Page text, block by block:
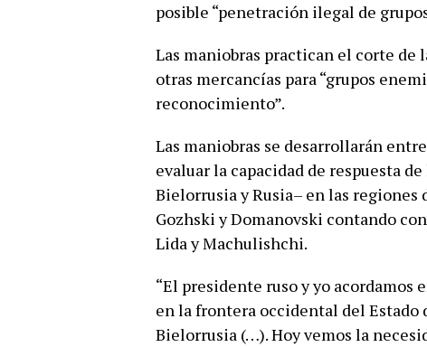
posible “penetración ilegal de
Las maniobras practican el corte de
otras mercancías para “grupos
reconocimiento”.
Las maniobras se desarrollarán
evaluar la capacidad de respuesta
Bielorrusia y Rusia– en las
Gozhski y Domanovski contando
Lida y Machulishchi.
“El presidente ruso y yo acordamos
en la frontera occidental del Estado
Bielorrusia (…). Hoy vemos la